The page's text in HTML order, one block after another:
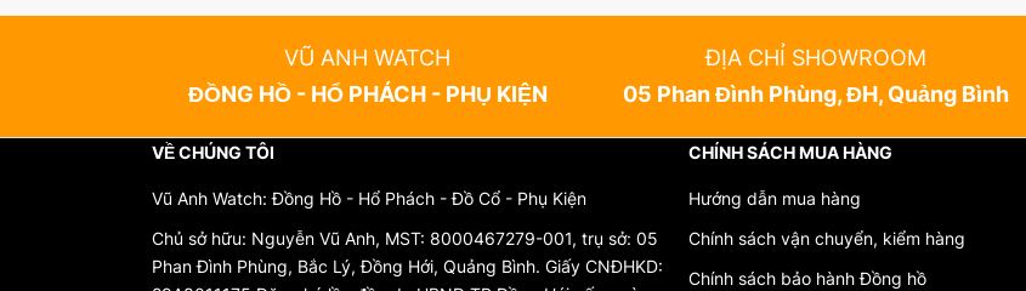
VŨ ANH WATCH
ĐỒNG HỒ - HỔ PHÁCH - PHỤ KIỆN
ĐỊA CHỈ SHOWROOM
05 Phan Đình Phùng, ĐH, Quảng Bình
VỀ CHÚNG TÔI
Vũ Anh Watch: Đồng Hồ - Hổ Phách - Đồ Cổ - Phụ Kiện
Chủ sở hữu: Nguyễn Vũ Anh, MST: 8000467279-001, trụ sở: 05
Phan Đình Phùng, Bắc Lý, Đồng Hới, Quảng Bình. Giấy CNĐHKD:
CHÍNH SÁCH MUA HÀNG
Hướng dẫn mua hàng
Chính sách vận chuyển, kiểm hàng
Chính sách bảo hành Đồng hồ